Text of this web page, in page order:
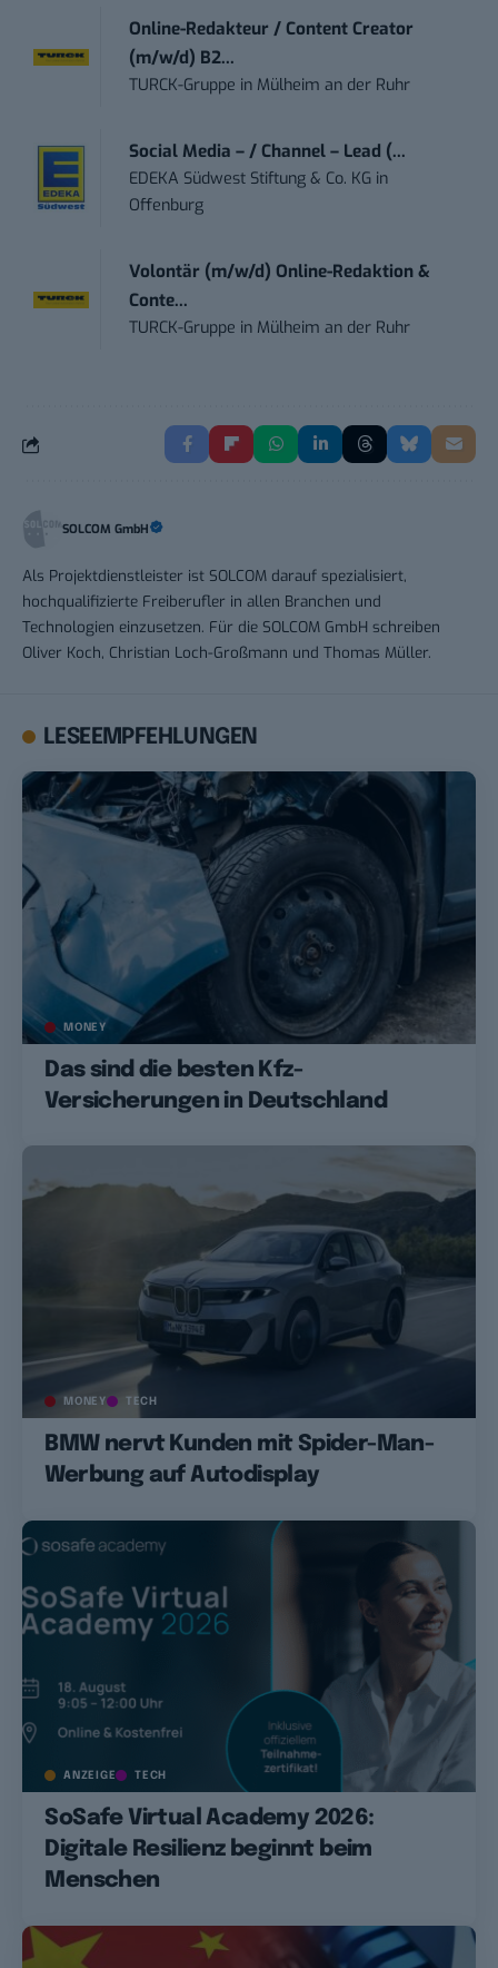
Online-Redakteur / Content Creator
(m/w/d) B2...
TURCK-Gruppe in Mülheim an der Ruhr
Social Media – / Channel – Lead (...
EDEKA Südwest Stiftung & Co. KG in
Offenburg
Volontär (m/w/d) Online-Redaktion &
Conte...
TURCK-Gruppe in Mülheim an der Ruhr
SOLCOM GmbH
Als Projektdienstleister ist SOLCOM darauf spezialisiert,
hochqualifizierte Freiberufler in allen Branchen und
Technologien einzusetzen. Für die SOLCOM GmbH schreiben
Oliver Koch, Christian Loch-Großmann und Thomas Müller.
LESEEMPFEHLUNGEN
MONEY
Das sind die besten Kfz-
Versicherungen in Deutschland
MONEY TECH
BMW nervt Kunden mit Spider-Man-
Werbung auf Autodisplay
ANZEIGE TECH
SoSafe Virtual Academy 2026:
Digitale Resilienz beginnt beim
Menschen